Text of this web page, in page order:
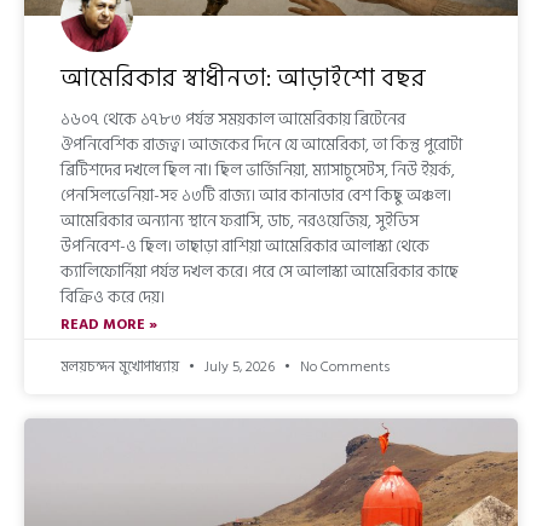
আমেরিকার স্বাধীনতা: আড়াইশো বছর
১৬০৭ থেকে ১৭৮৩ পর্যন্ত সময়কাল আমেরিকায় ব্রিটেনের
ঔপনিবেশিক রাজত্ব। আজকের দিনে যে আমেরিকা, তা কিন্তু পুরোটা
ব্রিটিশদের দখলে ছিল না। ছিল ভার্জিনিয়া, ম্যাসাচুসেটস, নিউ ইয়র্ক,
পেনসিলভেনিয়া-সহ ১৩টি রাজ্য। আর কানাডার বেশ কিছু অঞ্চল।
আমেরিকার অন্যান্য স্থানে ফরাসি, ডাচ, নরওয়েজিয়, সুইডিস
উপনিবেশ-ও ছিল। তাছাড়া রাশিয়া আমেরিকার আলাস্কা থেকে
ক্যালিফোর্নিয়া পর্যন্ত দখল করে। পরে সে আলাস্কা আমেরিকার কাছে
বিক্রিও করে দেয়।
READ MORE »
মলয়চন্দন মুখোপাধ্যায়
July 5, 2026 No Comments